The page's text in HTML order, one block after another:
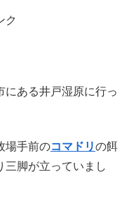
ク
にある井戸湿原に行っ
場手前のコマドリの餌
三脚が立っていまし